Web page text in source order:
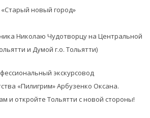
новый город»
Николаю Чудотворцу на Центральной
и Думой г.о. Тольятти)
экскурсовод
«Пилигрим» Арбузенко Оксана.
и откройте Тольятти с новой стороны!